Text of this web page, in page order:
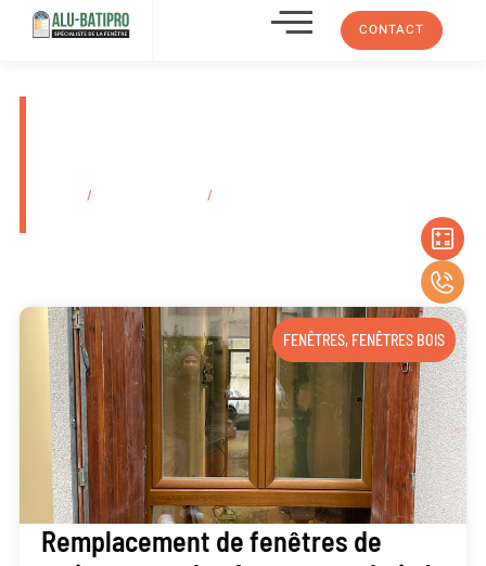
CONTACT
/ /
FENÊTRES, FENÊTRES BOIS
Remplacement de fenêtres de